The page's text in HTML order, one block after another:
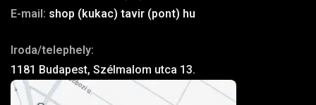
E-mail: shop (kukac) tavir (pont) hu
Iroda/telephely:
1181 Budapest, Szélmalom utca 13.